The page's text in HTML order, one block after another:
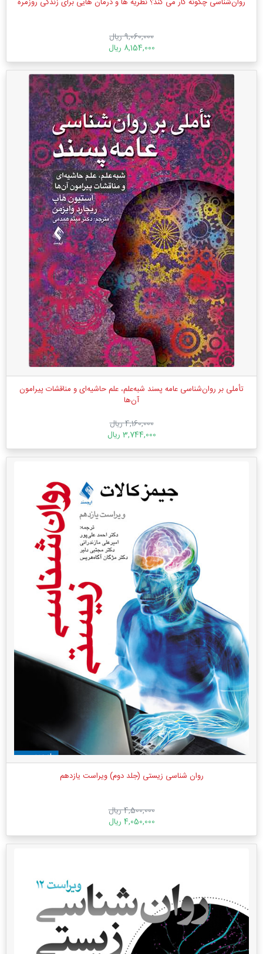
9,060,000 ریال
8,154,000 ریال
تأملی بر روان‌شناسی عامه‌ پسند شبه‌علم، علم حاشیه‌ای و مناقشات پیرامون
آن‌ها
4,160,000 ریال
3,744,000 ریال
روان شناسی زیستی (جلد دوم) ویراست یازدهم
4,500,000 ریال
4,050,000 ریال